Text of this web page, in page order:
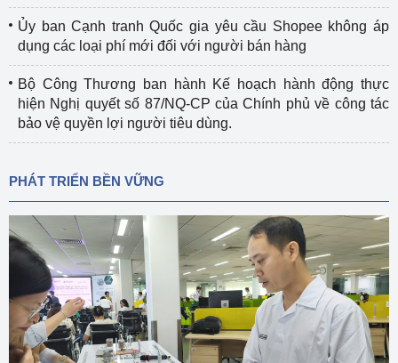
Ủy ban Cạnh tranh Quốc gia yêu cầu Shopee không áp
dụng các loại phí mới đối với người bán hàng
Bộ Công Thương ban hành Kế hoạch hành động thực
hiện Nghị quyết số 87/NQ-CP của Chính phủ về công tác
bảo vệ quyền lợi người tiêu dùng.
PHÁT TRIỂN BỀN VỮNG